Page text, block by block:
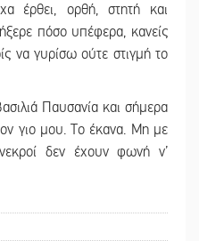
έρθει, ορθή, στητή και
πόσο υπέφερα, κανείς
να γυρίσω ούτε στιγμή το
Παυσανία και σήμερα
γιο μου. Το έκανα. Μη με
δεν έχουν φωνή ν’